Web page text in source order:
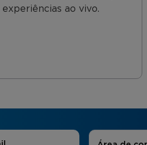
experiências ao vivo.
Áreas de